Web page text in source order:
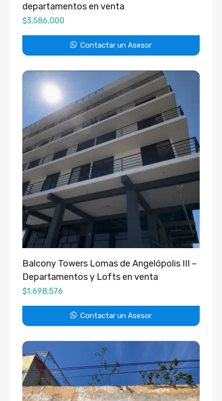
departamentos en venta
$3,586,000
Contactar un Asesor
Balcony Towers Lomas de Angelópolis III –
Departamentos y Lofts en venta
$1,698,576
Contactar un Asesor